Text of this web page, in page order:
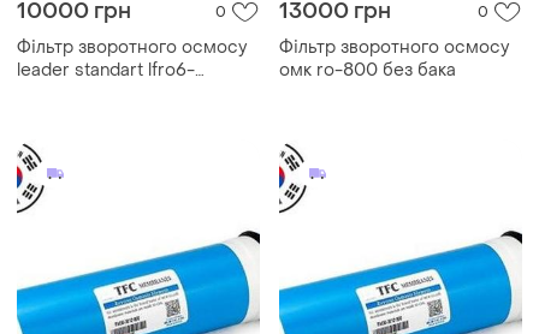
10000 грн 0
Фільтр зворотного осмосу
leader standart lfro6-
13000 грн 0
Фільтр зворотного осмосу
омк ro-800 без бака